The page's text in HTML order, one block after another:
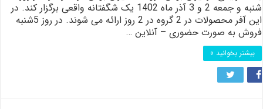
شنبه و جمعه 2 و 3 آذر ماه 1402 یک شگفتانه واقعی برگزار کند. در
این آفر محصولات در 2 گروه در 2 روز ارائه می شوند. در روز 5شنبه
فروش به صورت حضوری – آنلاین …
بیشتر بخوانید »